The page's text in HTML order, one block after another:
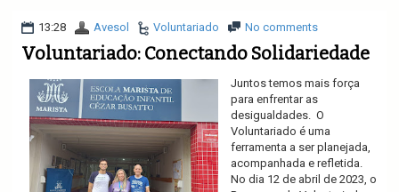
13:28 Avesol Voluntariado No comments
Voluntariado: Conectando Solidariedade
Juntos temos mais força
para enfrentar as
desigualdades. O
Voluntariado é uma
ferramenta a ser planejada,
acompanhada e refletida.
No dia 12 de abril de 2023, o